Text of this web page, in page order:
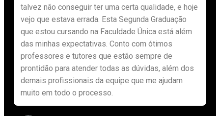
talvez não conseguir ter uma certa qualidade, e hoje
vejo que estava errada. Esta Segunda Graduação
que estou cursando na Faculdade Única está além
das minhas expectativas. Conto com ótimos
professores e tutores que estão sempre de
prontidão para atender todas as dúvidas, além dos
demais profissionais da equipe que me ajudam
muito em todo o processo.